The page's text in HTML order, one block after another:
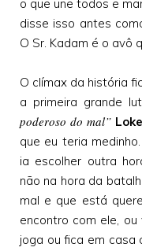
o que une todos e
disse isso antes
O Sr. Kadam é o avô
O clímax da história
a primeira grande
poderoso do mal”
que eu teria
ia escolher outra
não na hora da
mal e que está
encontro com ele,
joga ou fica em casa